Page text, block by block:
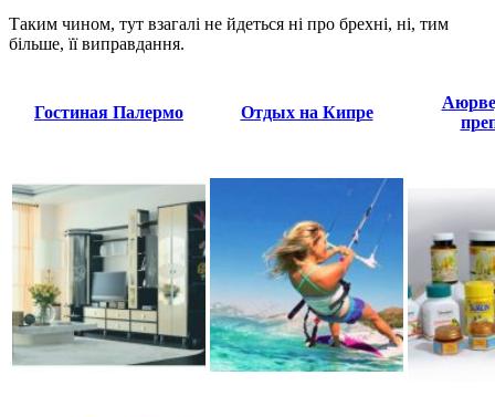
Таким чином, тут взагалі не йдеться ні про брехні, ні, тим
більше, її виправдання.
Гостиная Палермо Отдых на Кипре